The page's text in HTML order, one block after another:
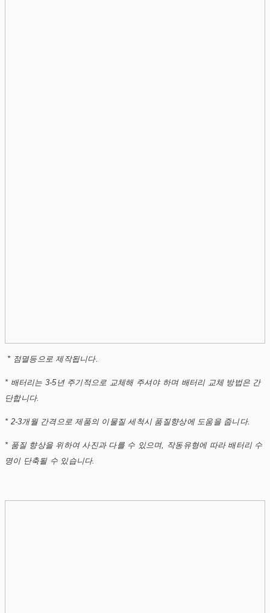
* 점멸등으로 제작됩니다.
* 배터리는 3-5년 주기적으로 교체해 주셔야 하며 배터리 교체 방법은 간
단합니다.
* 2-3개월 간격으로 제품의 이물질 세척시 품질향상에 도움을 줍니다.
* 품질 향상을 위하여 사진과 다를 수 있으며, 작동유형에 따라 배터리 수
명이 단축될 수 있습니다.